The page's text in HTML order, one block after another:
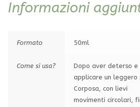
Informazioni
Formato 50ml
Come si usa?
Dopo aver deterso
applicare un leggero
Corposa, con lievi
movimenti circolari,